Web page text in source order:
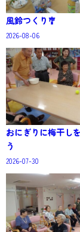
風鈴つくり🎐
2026-08-06
おにぎりに梅干し
う
2026-07-30